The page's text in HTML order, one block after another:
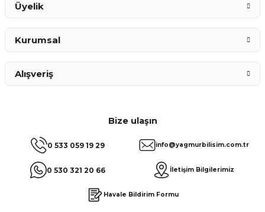
Bize ulaşın
0 533 059 19 29
0 530 321 20 66
info@yagmurbilisim.com.tr
İletişim Bilgilerimiz
Havale Bildirim Formu
Üyelik
Kurumsal
Alışveriş